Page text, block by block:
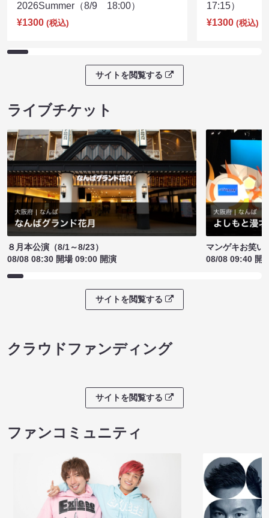
2026Summer（8/9 18:00）
¥1300 (税込)
17:15）
¥1300 (税込)
サイトを閲覧する
ライブチケット
８月本公演（8/1～8/23）
08/08 08:30 開場 09:00 開演
マンゲキお笑い
08/08 09:40 開
サイトを閲覧する
クラウドファンディング
サイトを閲覧する
ファンコミュニティ